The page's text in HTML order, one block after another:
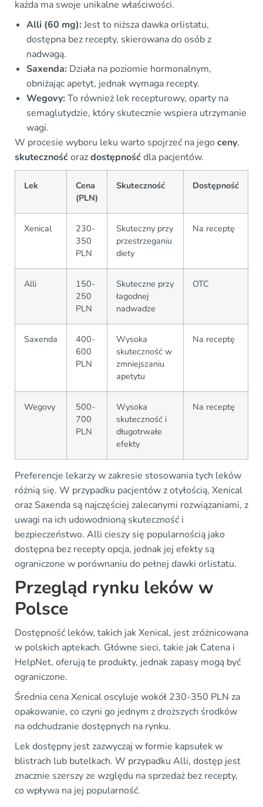
każda ma swoje unikalne właściwości.
Alli (60 mg):Jest to niższa dawka orlistatu,
dostępna bez recepty, skierowana do osób z
nadwagą.
Saxenda: Działa na poziomie hormonalnym,
obniżając apetyt, jednak wymaga recepty.
Wegovy:To również lek recepturowy, oparty na
semaglutydzie, który skutecznie wspiera utrzymanie
wagi.
W procesie wyboru leku warto spojrzeć na jegoceny,
skutecznośćorazdostępnośćdla pacjentów.
Lek
Cena
(PLN)
Skuteczność Dostępność
Xenical
230-
350
PLN
Skuteczny przy
przestrzeganiu
diety
Na receptę
Alli
150-
250
PLN
Skuteczne przy
łagodnej
nadwadze
OTC
Saxenda
400-
600
PLN
Wysoka
skuteczność w
zmniejszaniu
apetytu
Na receptę
Wegovy
500-
700
PLN
Wysoka
skuteczność i
długotrwałe
efekty
Na receptę
Preferencje lekarzy w zakresie stosowania tych leków
różnią się. W przypadku pacjentów z otyłością, Xenical
oraz Saxenda są najczęściej zalecanymi rozwiązaniami, z
uwagi na ich udowodnioną skuteczność i
bezpieczeństwo. Alli cieszy się popularnością jako
dostępna bez recepty opcja, jednak jej efekty są
ograniczone w porównaniu do pełnej dawki orlistatu.
Przegląd rynku leków w
Polsce
Dostępność leków, takich jak Xenical, jest zróżnicowana
w polskich aptekach. Główne sieci, takie jak Catena i
HelpNet, oferują te produkty, jednak zapasy mogą być
ograniczone.
Średnia cena Xenical oscyluje wokół 230-350 PLN za
opakowanie, co czyni go jednym z droższych środków
na odchudzanie dostępnych na rynku.
Lek dostępny jest zazwyczaj w formie kapsułek w
blistrach lub butelkach. W przypadku Alli, dostęp jest
znacznie szerszy ze względu na sprzedaż bez recepty,
co wpływa na jej popularność.